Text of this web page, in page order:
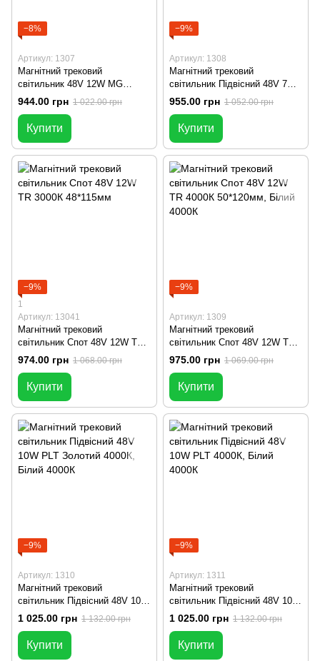
−8%
Артикул: 1307
Магнітний трековий
світильник 48V 12W MG
Поворотний 4000К
944.00 грн 1 022.00 грн
Купити
−9%
Артикул: 1308
Магнітний трековий
світильник Підвісний 48V 7W
PLT 4000К
955.00 грн 1 052.00 грн
Купити
−9%
1
Артикул: 13041
Магнітний трековий
світильник Спот 48V 12W TR
3000К 48*115мм
974.00 грн 1 068.00 грн
Купити
−9%
Артикул: 1309
Магнітний трековий
світильник Спот 48V 12W TR
4000К 50*120мм
975.00 грн 1 069.00 грн
Купити
−9%
Артикул: 1310
Магнітний трековий
світильник Підвісний 48V 10W
PLT Золотий 4000К
1 025.00 грн 1 132.00 грн
Купити
−9%
Артикул: 1311
Магнітний трековий
світильник Підвісний 48V 10W
PLT 4000К
1 025.00 грн 1 132.00 грн
Купити